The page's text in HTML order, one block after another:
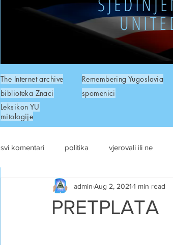
The Internet archive
Remembering Yugoslavia
biblioteka Znaci
spomenici
Leksikon YU
mitologije
svi komentari politika vjerovali ili ne
drustvene mreze
PRETPLATA
admin Aug 2, 2021 1 min read